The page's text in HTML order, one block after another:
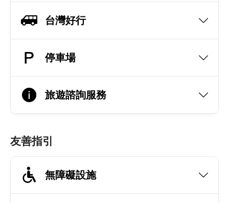
台灣好行
停車場
旅遊諮詢服務
友善指引
無障礙設施